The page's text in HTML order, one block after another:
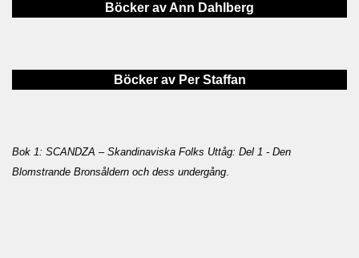
Böcker av Ann Dahlberg
Böcker av Per Staffan
Bok 1: SCANDZA – Skandinaviska Folks Uttåg: Del 1 - Den
Blomstrande Bronsåldern och dess undergång.